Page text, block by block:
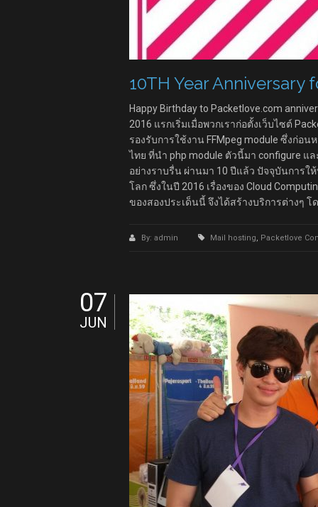
10TH Year Anniversary
Happy Birthday to Packetlove.com
2016 แรกเริ่มเมื่อพวกเราก่อตั้งเว็บไซต์
รองรับการใช้งาน FFMpeg module ซึ่งก่อ
ไทย ที่นำ php module ตัวนี้มา configure
อย่างราบรื่น ผ่านมา 10 ปีแล้ว ปัจจุบันการใ
โลก ซึ่งในปี 2016 เรื่องของ Cloud
ของสองประเด็นนี้ จึงได้สร้างบริการต่างๆ
By: admin Mail hosting, Packetlove
07
JUN